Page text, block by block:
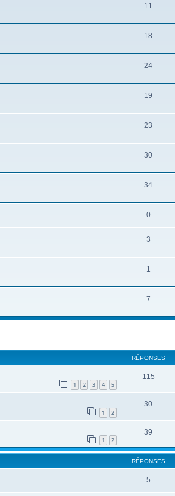
11
18
24
19
23
30
34
0
3
1
7
RÉPONSES
1 2 3 4 5
115
1 2
30
1 2
39
RÉPONSES
5